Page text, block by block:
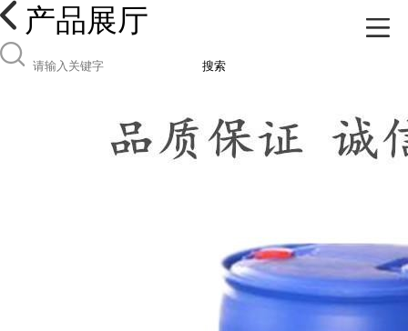
产品展厅
搜索